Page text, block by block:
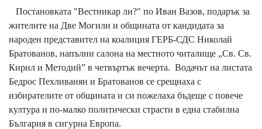
Постановката "Вестникар ли?" по Иван Вазов, подарък за
жителите на Две Могили и общината от кандидата за
народен представител на коалиция ГЕРБ-СДС Николай
Братованов, напълни салона на местното читалище „Св. Св.
Кирил и Методий” в четвъртък вечерта. Водачът на листата
Бедрос Пехливанян и Братованов се срещнаха с
избирателите от общината и си пожелаха бъдеще с повече
култура и по-малко политически страсти в една стабилна
България в сигурна Европа.